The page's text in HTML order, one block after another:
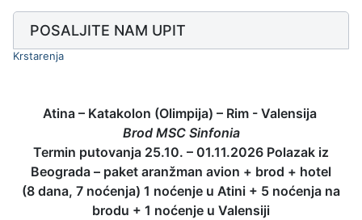
POSALJITE NAM UPIT
Krstarenja
Atina – Katakolon (Olimpija) – Rim - Valensija
Brod MSC Sinfonia
Termin putovanja 25.10. – 01.11.2026 Polazak iz
Beograda – paket aranžman avion + brod + hotel
(8 dana, 7 noćenja) 1 noćenje u Atini + 5 noćenja na
brodu + 1 noćenje u Valensiji